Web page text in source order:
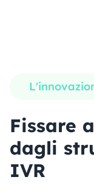
Fissare
dagli
IVR